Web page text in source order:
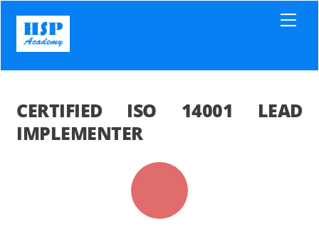
content
CERTIFIED ISO 14001 LEAD
IMPLEMENTER